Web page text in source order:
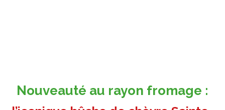
Nouveauté au rayon fromage :